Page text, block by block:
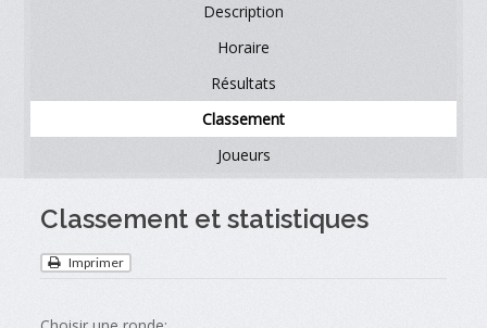
Description
Horaire
Résultats
Classement
Joueurs
Classement et statistiques
Imprimer